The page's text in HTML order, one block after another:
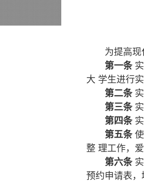
为提高
第一条实
大 学生进行
第二条实
第三条实
第四条实
第五条使
整 理工作，
第六条实
预约申请表